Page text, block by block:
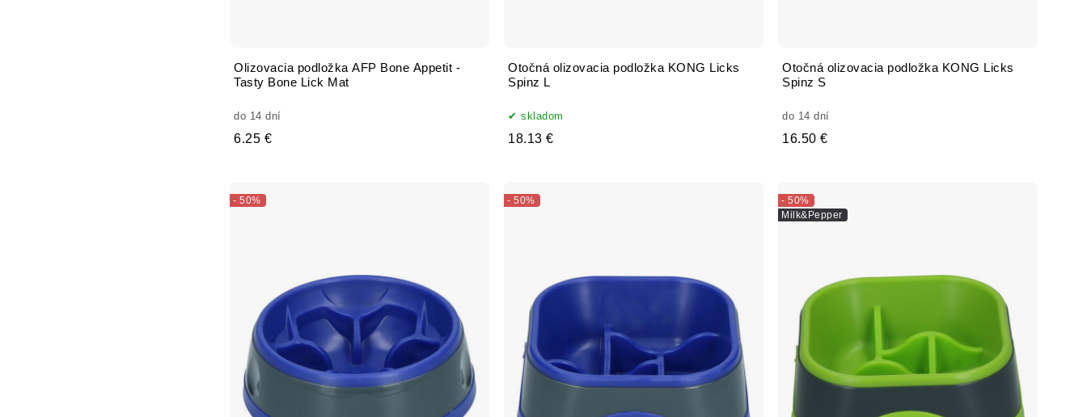
Olizovacia podložka AFP Bone Appetit -
Tasty Bone Lick Mat
do 14 dní
6.25 €
Otočná olizovacia podložka KONG Licks
Spinz L
skladom
18.13 €
Otočná olizovacia podložka KONG Licks
Spinz S
do 14 dní
16.50 €
- 50% - 50%
- 50%
Milk&Pepper